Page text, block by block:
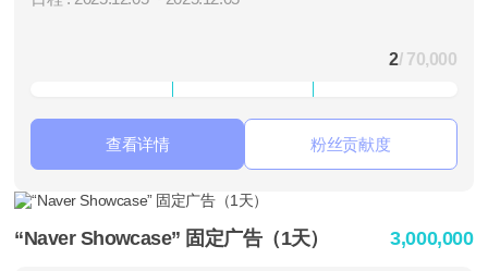
2/ 70,000
查看详情 粉丝贡献度
“Naver Showcase” 固定广告（1天） 3,000,000